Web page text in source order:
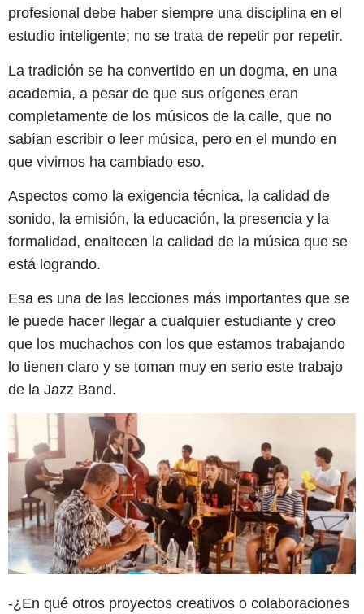
profesional debe haber siempre una disciplina en el
estudio inteligente; no se trata de repetir por repetir.
La tradición se ha convertido en un dogma, en una
academia, a pesar de que sus orígenes eran
completamente de los músicos de la calle, que no
sabían escribir o leer música, pero en el mundo en
que vivimos ha cambiado eso.
Aspectos como la exigencia técnica, la calidad de
sonido, la emisión, la educación, la presencia y la
formalidad, enaltecen la calidad de la música que se
está logrando.
Esa es una de las lecciones más importantes que se
le puede hacer llegar a cualquier estudiante y creo
que los muchachos con los que estamos trabajando
lo tienen claro y se toman muy en serio este trabajo
de la Jazz Band.
-¿En qué otros proyectos creativos o colaboraciones